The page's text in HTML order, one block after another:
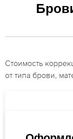
Стоимость
от типа брови,